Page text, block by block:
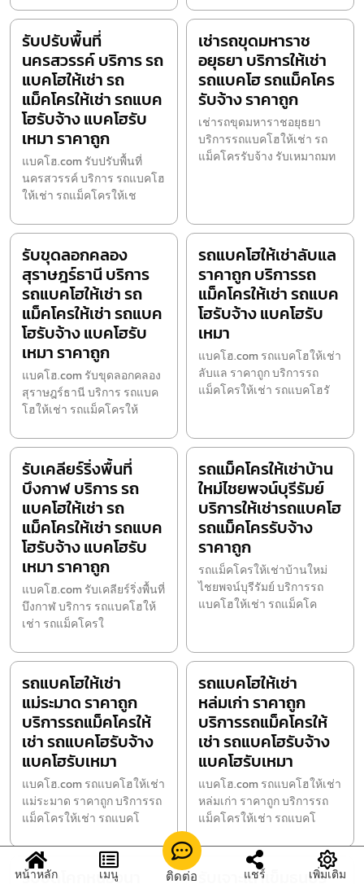
รับปรับพื้นที่
นครสวรรค์ บริการ รถ
แบคโฮให้เช่า รถ
แม็คโครให้เช่า รถแบค
โฮรับจ้าง แบคโฮรับ
เหมา ราคาถูก
แบคโฮ.com รับปรับพื้นที่
นครสวรรค์ บริการ รถแบคโฮ
ให้เช่า รถแม็คโครให้เช
เช่ารถขุดมหาราช
อยุธยา บริการให้เช่า
รถแบคโฮ รถแม็คโคร
รับจ้าง ราคาถูก
เช่ารถขุดมหาราชอยุธยา
บริการรถแบคโฮให้เช่า รถ
แม็คโครรับจ้าง รับเหมาถมท
รับขุดลอกคลอง
สุราษฎร์ธานี บริการ
รถแบคโฮให้เช่า รถ
แม็คโครให้เช่า รถแบค
โฮรับจ้าง แบคโฮรับ
เหมา ราคาถูก
แบคโฮ.com รับขุดลอกคลอง
สุราษฎร์ธานี บริการ รถแบค
โฮให้เช่า รถแม็คโครให้
รถแบคโฮให้เช่าลับแล
ราคาถูก บริการรถ
แม็คโครให้เช่า รถแบค
โฮรับจ้าง แบคโฮรับ
เหมา
แบคโฮ.com รถแบคโฮให้เช่า
ลับแล ราคาถูก บริการรถ
แม็คโครให้เช่า รถแบคโฮรั
รับเคลียร์ริ่งพื้นที่
บึงกาฬ บริการ รถ
แบคโฮให้เช่า รถ
แม็คโครให้เช่า รถแบค
โฮรับจ้าง แบคโฮรับ
เหมา ราคาถูก
แบคโฮ.com รับเคลียร์ริ่งพื้นที่
บึงกาฬ บริการ รถแบคโฮให้
เช่า รถแม็คโครใ
รถแม็คโครให้เช่าบ้าน
ใหม่ไชยพจน์บุรีรัมย์
บริการให้เช่ารถแบคโฮ
รถแม็คโครรับจ้าง
ราคาถูก
รถแม็คโครให้เช่าบ้านใหม่
ไชยพจน์บุรีรัมย์ บริการรถ
แบคโฮให้เช่า รถแม็คโค
รถแบคโฮให้เช่า
แม่ระมาด ราคาถูก
บริการรถแม็คโครให้
เช่า รถแบคโฮรับจ้าง
แบคโฮรับเหมา
แบคโฮ.com รถแบคโฮให้เช่า
แม่ระมาด ราคาถูก บริการรถ
แม็คโครให้เช่า รถแบคโ
รถแบคโฮให้เช่า
หล่มเก่า ราคาถูก
บริการรถแม็คโครให้
เช่า รถแบคโฮรับจ้าง
แบคโฮรับเหมา
แบคโฮ.com รถแบคโฮให้เช่า
หล่มเก่า ราคาถูก บริการรถ
แม็คโครให้เช่า รถแบคโ
รับขุดโคกหนองนา รับเจาะเสาเข็มธนบุรี
หน้าหลัก เมนู ติดต่อ แชร์ เพิ่มเติม